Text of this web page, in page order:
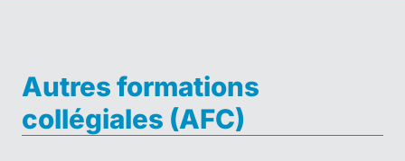
Autres formations
collégiales (AFC)